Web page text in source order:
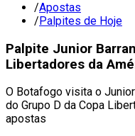
/Apostas
/Palpites de Hoje
Palpite Junior
Libertadores da
O Botafogo visita o
do Grupo D da Copa
apostas